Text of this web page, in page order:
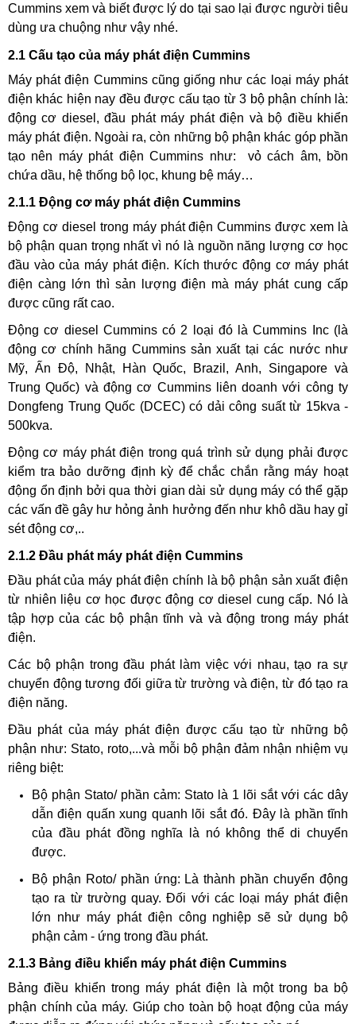
Cummins xem và biết được lý do tại sao lại được người tiêu
dùng ưa chuộng như vậy nhé.
2.1 Cấu tạo của máy phát điện Cummins
Máy phát điện Cummins cũng giống như các loại máy phát
điện khác hiện nay đều được cấu tạo từ 3 bộ phận chính là:
động cơ diesel, đầu phát máy phát điện và bộ điều khiển
máy phát điện. Ngoài ra, còn những bộ phận khác góp phần
tạo nên máy phát điện Cummins như: vỏ cách âm, bồn
chứa dầu, hệ thống bộ lọc, khung bệ máy…
2.1.1 Động cơ máy phát điện Cummins
Động cơ diesel trong máy phát điện Cummins được xem là
bộ phận quan trọng nhất vì nó là nguồn năng lượng cơ học
đầu vào của máy phát điện. Kích thước động cơ máy phát
điện càng lớn thì sản lượng điện mà máy phát cung cấp
được cũng rất cao.
Động cơ diesel Cummins có 2 loại đó là Cummins Inc (là
động cơ chính hãng Cummins sản xuất tại các nước như
Mỹ, Ấn Độ, Nhật, Hàn Quốc, Brazil, Anh, Singapore và
Trung Quốc) và động cơ Cummins liên doanh với công ty
Dongfeng Trung Quốc (DCEC) có dải công suất từ 15kva -
500kva.
Động cơ máy phát điện trong quá trình sử dụng phải được
kiểm tra bảo dưỡng định kỳ để chắc chắn rằng máy hoạt
động ổn định bởi qua thời gian dài sử dụng máy có thể gặp
các vấn đề gây hư hỏng ảnh hưởng đến như khô dầu hay gỉ
sét động cơ,..
2.1.2 Đầu phát máy phát điện Cummins
Đầu phát của máy phát điện chính là bộ phận sản xuất điện
từ nhiên liệu cơ học được động cơ diesel cung cấp. Nó là
tập hợp của các bộ phận tĩnh và và động trong máy phát
điện.
Các bộ phận trong đầu phát làm việc với nhau, tạo ra sự
chuyển động tương đối giữa từ trường và điện, từ đó tạo ra
điện năng.
Đầu phát của máy phát điện được cấu tạo từ những bộ
phận như: Stato, roto,...và mỗi bộ phận đảm nhận nhiệm vụ
riêng biệt:
Bộ phận Stato/ phần cảm: Stato là 1 lõi sắt với các dây
dẫn điện quấn xung quanh lõi sắt đó. Đây là phần tĩnh
của đầu phát đồng nghĩa là nó không thể di chuyển
được.
Bộ phận Roto/ phần ứng: Là thành phần chuyển động
tạo ra từ trường quay. Đối với các loại máy phát điện
lớn như máy phát điện công nghiệp sẽ sử dụng bộ
phận cảm - ứng trong đầu phát.
2.1.3 Bảng điều khiển máy phát điện Cummins
Bảng điều khiển trong máy phát điện là một trong ba bộ
phận chính của máy. Giúp cho toàn bộ hoạt động của máy
ĐĂNG KÝ ĐẶT HÀNG